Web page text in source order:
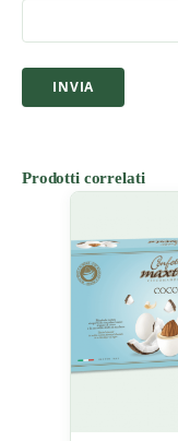
Prodotti correlati